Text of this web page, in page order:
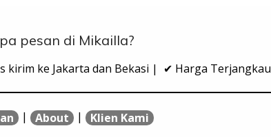
pesan di Mikailla?
kirim ke Jakarta dan Bekasi | ✔ Harga Terjangkau
| About | Klien Kami